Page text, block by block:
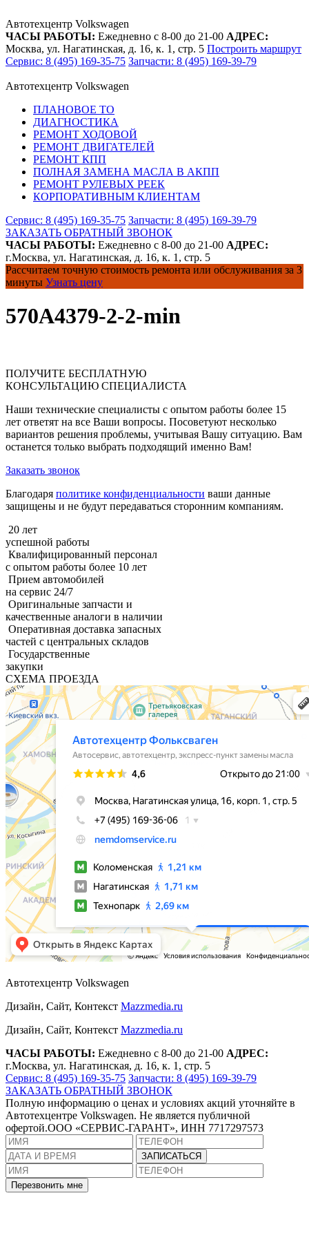
Автотехцентр Volkswagen
ЧАСЫ РАБОТЫ: Ежедневно с 8-00 до 21-00 АДРЕС:
Москва, ул. Нагатинская, д. 16, к. 1, стр. 5 Построить маршрут
Сервис: 8 (495) 169-35-75 Запчасти: 8 (495) 169-39-79
Автотехцентр Volkswagen
ПЛАНОВОЕ ТО
ДИАГНОСТИКА
РЕМОНТ ХОДОВОЙ
РЕМОНТ ДВИГАТЕЛЕЙ
РЕМОНТ КПП
ПОЛНАЯ ЗАМЕНА МАСЛА В АКПП
РЕМОНТ РУЛЕВЫХ РЕЕК
КОРПОРАТИВНЫМ КЛИЕНТАМ
Сервис: 8 (495) 169-35-75 Запчасти: 8 (495) 169-39-79
ЗАКАЗАТЬ ОБРАТНЫЙ ЗВОНОК
ЧАСЫ РАБОТЫ: Ежедневно с 8-00 до 21-00 АДРЕС:
г.Москва, ул. Нагатинская, д. 16, к. 1, стр. 5
Рассчитаем точную стоимость ремонта или обслуживания за 3
минуты Узнать цену
570A4379-2-2-min
ПОЛУЧИТЕ БЕСПЛАТНУЮ
КОНСУЛЬТАЦИЮ СПЕЦИАЛИСТА
Наши технические специалисты с опытом работы более 15
лет ответят на все Ваши вопросы. Посоветуют несколько
вариантов решения проблемы, учитывая Вашу ситуацию. Вам
останется только выбрать подходящий именно Вам!
Заказать звонок
Благодаря политике конфиденциальности ваши данные
защищены и не будут передаваться сторонним компаниям.
20 лет
успешной работы
Квалифицированный персонал
с опытом работы более 10 лет
Прием автомобилей
на сервис 24/7
Оригинальные запчасти и
качественные аналоги в наличии
Оперативная доставка запасных
частей с центральных складов
Государственные
закупки
СХЕМА ПРОЕЗДА
Автотехцентр Volkswagen
Дизайн, Сайт, Контекст Mazzmedia.ru
Дизайн, Сайт, Контекст Mazzmedia.ru
ЧАСЫ РАБОТЫ: Ежедневно с 8-00 до 21-00 АДРЕС:
г.Москва, ул. Нагатинская, д. 16, к. 1, стр. 5
Сервис: 8 (495) 169-35-75 Запчасти: 8 (495) 169-39-79
ЗАКАЗАТЬ ОБРАТНЫЙ ЗВОНОК
Полную информацию о ценах и условиях акций уточняйте в
Автотехцентре Volkswagen. Не является публичной
офертой.ООО «СЕРВИС-ГАРАНТ», ИНН 7717297573